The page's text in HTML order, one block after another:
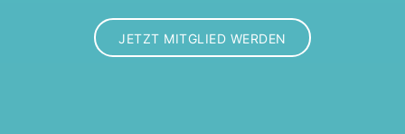
JETZT MITGLIED WERDEN